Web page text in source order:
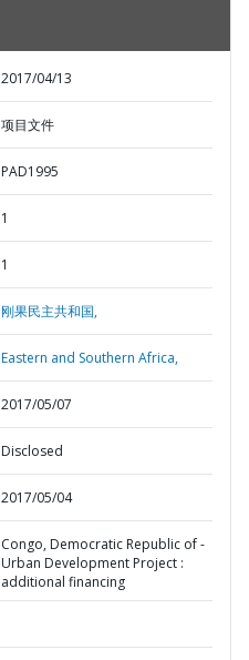
2017/04/13
项目文件
PAD1995
1
1
刚果民主共和国,
Eastern and Southern Africa,
2017/05/07
Disclosed
2017/05/04
Congo, Democratic Republic of -
Urban Development Project :
additional financing